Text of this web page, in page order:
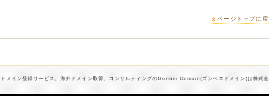
ページトップに戻
メイン登録サービス。海外ドメイン取得、コンサルティングのGonbei Domain(ゴンベエドメイン)は株式